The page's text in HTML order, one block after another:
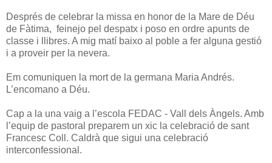
Després de celebrar la missa en honor de la Mare de Déu
de Fàtima, feinejo pel despatx i poso en ordre apunts de
classe i llibres. A mig matí baixo al poble a fer alguna gestió
i a proveir per la nevera.
Em comuniquen la mort de la germana Maria Andrés.
L’encomano a Déu.
Cap a la una vaig a l’escola FEDAC - Vall dels Àngels. Amb
l’equip de pastoral preparem un xic la celebració de sant
Francesc Coll. Caldrà que sigui una celebració
interconfessional.